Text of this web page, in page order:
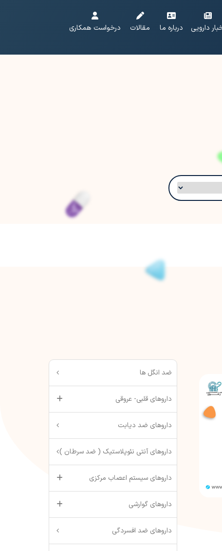
دارویی درباره ما مقالات درخواست همکاری
ضد انگل ها
داروهای قلبی- عروقی
داروهای ضد دیابت
داروهای آنتی نئوپلاستیک ( ضد سرطان )
داروهای سیستم اعصاب مرکزی
داروهای گوارشی
داروهای ضد افسردگی